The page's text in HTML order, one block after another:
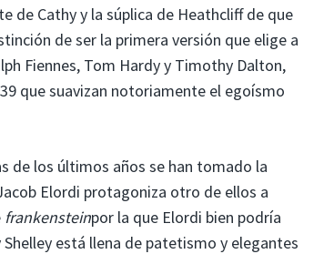
de Cathy y la súplica de Heathcliff de que
de ser la primera versión que elige a
Fiennes, Tom Hardy y Timothy Dalton,
que suavizan notoriamente el egoísmo
de los últimos años se han tomado la
Elordi protagoniza otro de ellos a
frankensteinpor la que Elordi bien podría
está llena de patetismo y elegantes